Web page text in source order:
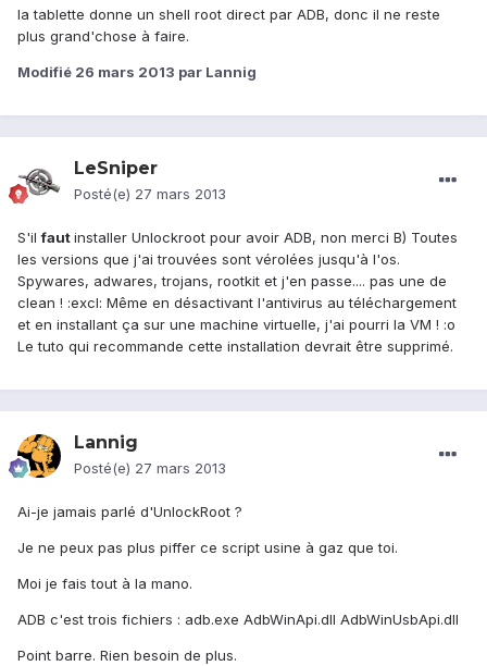
la tablette donne un shell root direct par ADB, donc il ne reste
plus grand'chose à faire.
Modifié 26 mars 2013 par Lannig
LeSniper
Posté(e) 27 mars 2013
S'ilfautinstaller Unlockroot pour avoir ADB, non merci B) Toutes
les versions que j'ai trouvées sont vérolées jusqu'à l'os.
Spywares, adwares, trojans, rootkit et j'en passe.... pas une de
clean ! :excl: Même en désactivant l'antivirus au téléchargement
et en installant ça sur une machine virtuelle, j'ai pourri la VM ! :o
Le tuto qui recommande cette installation devrait être supprimé.
Lannig
Posté(e) 27 mars 2013
Ai-je jamais parlé d'UnlockRoot ?
Je ne peux pas plus piffer ce script usine à gaz que toi.
Moi je fais tout à la mano.
ADB c'est trois fichiers : adb.exe AdbWinApi.dll AdbWinUsbApi.dll
Point barre. Rien besoin de plus.